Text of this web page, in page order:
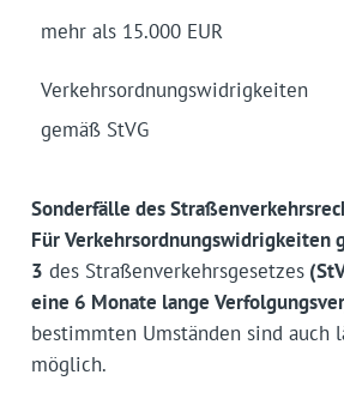
mehr als 15.000 EUR
Verkehrs­ordnungs­widrigkeiten
gemäß StVG
Sonderfälle des
Für Verkehrsordnungswidrigkeiten
3 des Straßenverkehrsgesetzes
eine 6 Monate lange
bestimmten Umständen sind auch
möglich.